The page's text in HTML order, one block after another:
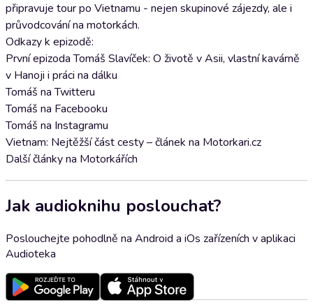
připravuje tour po Vietnamu - nejen skupinové zájezdy, ale i
průvodcování na motorkách.
Odkazy k epizodě:
První epizoda Tomáš Slavíček: O životě v Asii, vlastní kavárně
v Hanoji i práci na dálku
Tomáš na Twitteru
Tomáš na Facebooku
Tomáš na Instagramu
Vietnam: Nejtěžší část cesty – článek na Motorkari.cz
Další články na Motorkářích
Jak audioknihu poslouchat?
Poslouchejte pohodlně na Android a iOs zařízeních v aplikaci
Audioteka